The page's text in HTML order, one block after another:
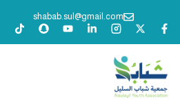
shabab.sul@gmail.com